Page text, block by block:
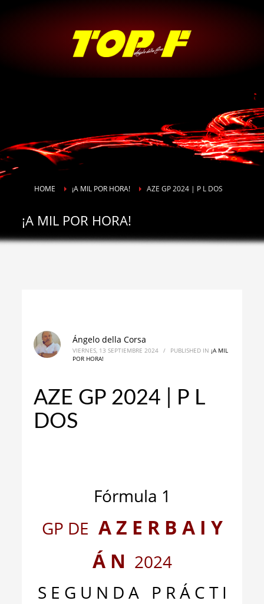
HOME ¡A MIL POR HORA! AZE GP 2024 | P L DOS
¡A MIL POR HORA!
Ángelo della Corsa
VIERNES, 13 SEPTIEMBRE 2024 / PUBLISHED IN¡A MIL
POR HORA!
AZE GP 2024 | P L
DOS
Fórmula 1
GP DE A Z E R B A I Y
Á N 2024
S E G U N D A P R Á C T I